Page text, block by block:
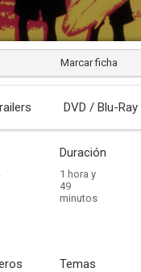
Marcar ficha
DVD / Blu-Ray
Duración
1 hora y
49
minutos
Temas